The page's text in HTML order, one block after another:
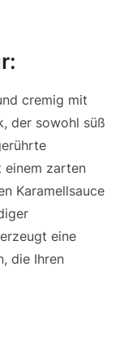
cremig mit
der sowohl süß
einem zarten
Karamellsauce
eine
die Ihren